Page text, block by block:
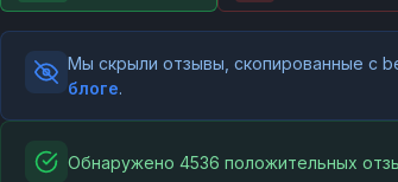
Мы скрыли отзывы, скопированные с
блоге.
Обнаружено 4536 положительных